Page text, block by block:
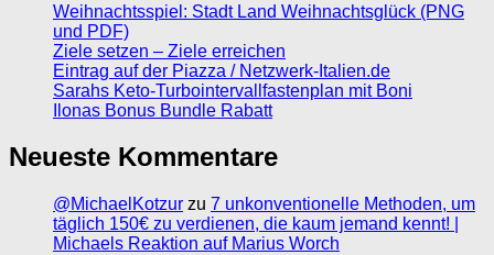
Weihnachtsspiel: Stadt Land Weihnachtsglück (PNG
und PDF)
Ziele setzen – Ziele erreichen
Eintrag auf der Piazza / Netzwerk-Italien.de
Sarahs Keto-Turbointervallfastenplan mit Boni
Ilonas Bonus Bundle Rabatt
Neueste Kommentare
@MichaelKotzur zu 7 unkonventionelle Methoden, um
täglich 150€ zu verdienen, die kaum jemand kennt! |
Michaels Reaktion auf Marius Worch